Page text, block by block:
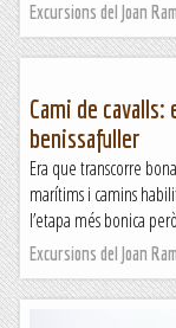
Excursions del Joan
Cami de
benissafuller
Era que transcorre
marítims i camins
l’etapa més bonica
Excursions del Joan